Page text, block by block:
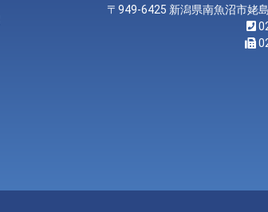
〒949-6425 新潟県南魚沼市姥